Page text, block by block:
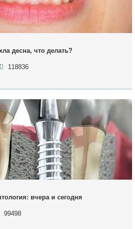
десна, что делать?
118836
вчера и сегодня
99498